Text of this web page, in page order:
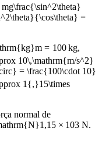
mg\frac{\sin^2\theta}
=
m = 100kg,
10\,\mathrm{m/s^2}
= \frac{100\cdot 10}
1{,}15\times
normal de
1 ,15 × 103 N.